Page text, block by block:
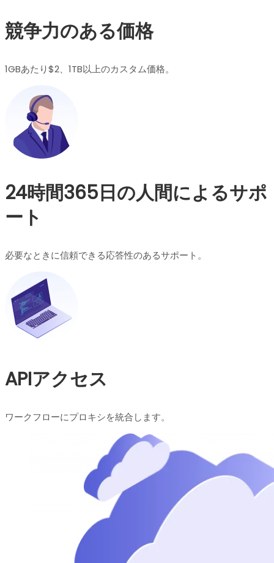
競争力のある価格
1GBあたり$2、1TB以上のカスタム価格。
24時間365日の人間によるサポ
ート
必要なときに信頼できる応答性のあるサポート。
APIアクセス
ワークフローにプロキシを統合します。